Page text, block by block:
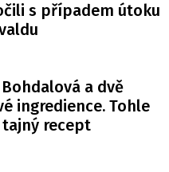
s případem útoku
a dvě
ingredience. Tohle
recept